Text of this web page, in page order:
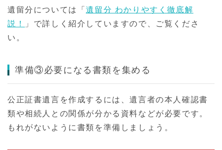
遺留分については「遺留分 わかりやすく徹底解
説！
」で詳しく紹介していますので、ご覧くださ
い。
準備③必要になる書類を集める
公正証書遺言を作成するには、遺言者の本人確認書
類や相続人との関係が分かる資料などが必要です。
もれがないように書類を準備しましょう。